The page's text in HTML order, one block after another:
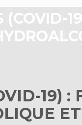
(COVID-
19) :